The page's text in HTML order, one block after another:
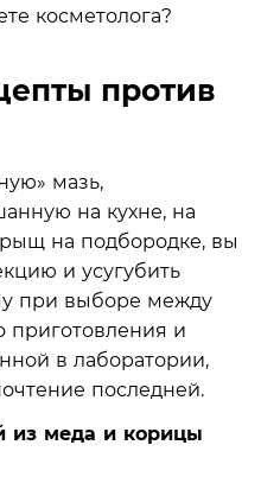
против
мазь,
на кухне, на
на подбородке, вы
и усугубить
при выборе между
приготовления и
в лаборатории,
последней.
из меда и корицы